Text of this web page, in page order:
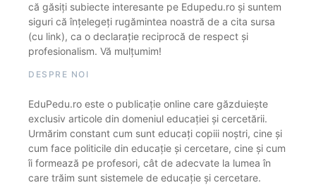
că găsiți subiecte interesante pe Edupedu.ro și suntem
siguri că înțelegeți rugămintea noastră de a cita sursa
(cu link), ca o declarație reciprocă de respect și
profesionalism. Vă mulțumim!
DESPRE NOI
EduPedu.ro este o publicație online care găzduiește
exclusiv articole din domeniul educației și cercetării.
Urmărim constant cum sunt educați copiii noștri, cine și
cum face politicile din educație și cercetare, cine și cum
îi formează pe profesori, cât de adecvate la lumea în
care trăim sunt sistemele de educație și cercetare.